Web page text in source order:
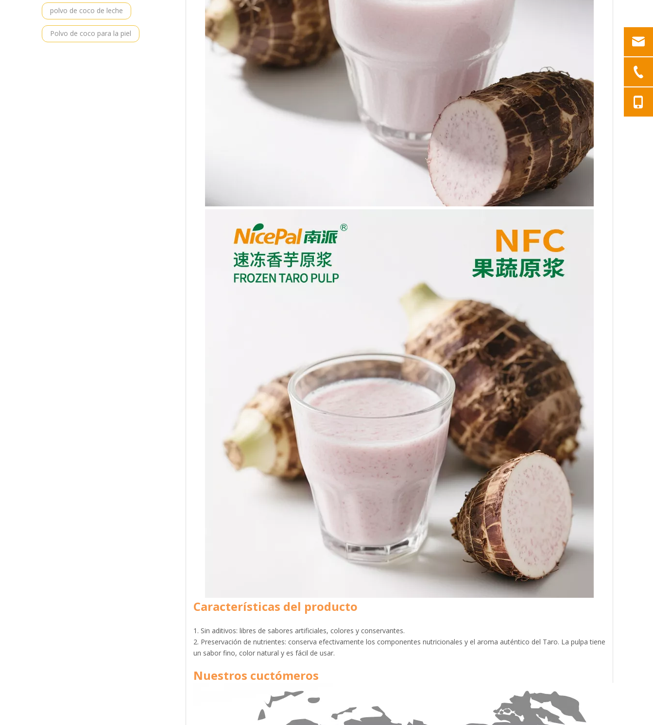
polvo de coco de leche
Polvo de coco para la piel
Características del producto
1. Sin aditivos: libres de sabores artificiales, colores y conservantes.
2. Preservación de nutrientes: conserva efectivamente los componentes nutricionales y el aroma auténtico del Taro. La pulpa tiene
un sabor fino, color natural y es fácil de usar.
Nuestros cuctómeros